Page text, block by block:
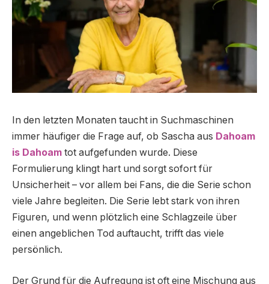
In den letzten Monaten taucht in Suchmaschinen
immer häufiger die Frage auf, ob Sascha aus Dahoam
is Dahoam tot aufgefunden wurde. Diese
Formulierung klingt hart und sorgt sofort für
Unsicherheit – vor allem bei Fans, die die Serie schon
viele Jahre begleiten. Die Serie lebt stark von ihren
Figuren, und wenn plötzlich eine Schlagzeile über
einen angeblichen Tod auftaucht, trifft das viele
persönlich.
Der Grund für die Aufregung ist oft eine Mischung aus